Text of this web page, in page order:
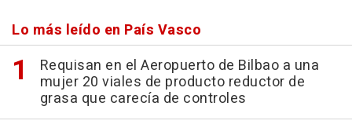
Lo más leído en País Vasco
Requisan en el Aeropuerto de Bilbao a una
mujer 20 viales de producto reductor de
grasa que carecía de controles